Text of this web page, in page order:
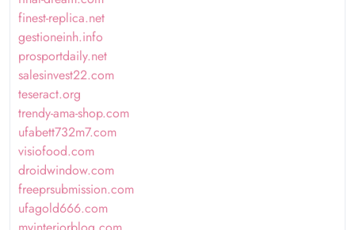
finest-replica.net
gestioneinh.info
prosportdaily.net
salesinvest22.com
teseract.org
trendy-ama-shop.com
ufabett732m7.com
visiofood.com
droidwindow.com
freeprsubmission.com
ufagold666.com